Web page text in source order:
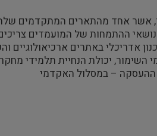
אשר אחד מהתארים המתקדמים
נושאי ההתמחות של המועמדים
אדריכלי באתרים ארכיאולוגיים
יכולת הנחיית תלמידי
ההעסקה – במסלול האקדמי